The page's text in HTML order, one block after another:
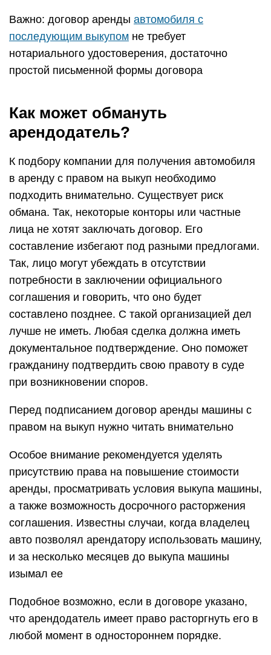
Важно: договор аренды автомобиля с
последующим выкупом не требует
нотариального удостоверения, достаточно
простой письменной формы договора
Как может обмануть
арендодатель?
К подбору компании для получения автомобиля
в аренду с правом на выкуп необходимо
подходить внимательно. Существует риск
обмана. Так, некоторые конторы или частные
лица не хотят заключать договор. Его
составление избегают под разными предлогами.
Так, лицо могут убеждать в отсутствии
потребности в заключении официального
соглашения и говорить, что оно будет
составлено позднее. С такой организацией дел
лучше не иметь. Любая сделка должна иметь
документальное подтверждение. Оно поможет
гражданину подтвердить свою правоту в суде
при возникновении споров.
Перед подписанием договор аренды машины с
правом на выкуп нужно читать внимательно
Особое внимание рекомендуется уделять
присутствию права на повышение стоимости
аренды, просматривать условия выкупа машины,
а также возможность досрочного расторжения
соглашения. Известны случаи, когда владелец
авто позволял арендатору использовать машину,
и за несколько месяцев до выкупа машины
изымал ее
Подобное возможно, если в договоре указано,
что арендодатель имеет право расторгнуть его в
любой момент в одностороннем порядке.